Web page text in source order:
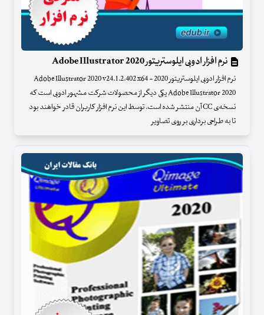
نرم افزار ادوبی ایلوستریتور 2020 Adobe Illustrator
نرم افزار ادوبی ایلوستریتور 2020 - Adobe Illustrator 2020 v24.1.2.402 x64
Adobe Illustrator 2020 یکی دیگر از محصولات شرکت مشهور ادوبی است که
نسخه‌ی CC آن منتشر شده است. توسط این نرم افزار کاربران قادر خواهند بود
تا به طراحی برداری بر روی تصاویر